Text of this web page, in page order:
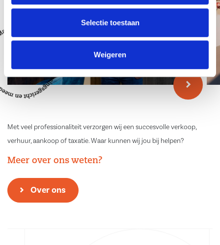
Selectie toestaan
Weigeren
Met veel professionaliteit verzorgen wij een succesvolle verkoop,
verhuur, aankoop of taxatie. Waar kunnen wij jou bij helpen?
Meer over ons weten?
Over ons